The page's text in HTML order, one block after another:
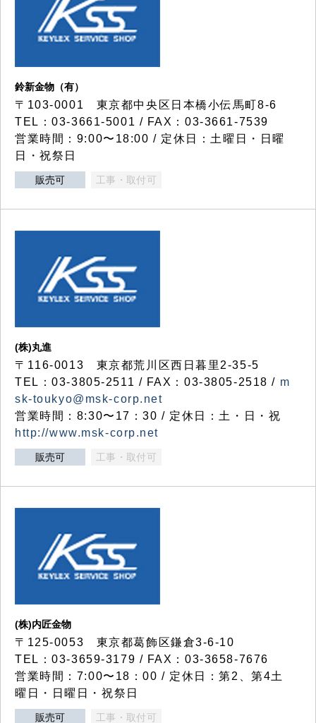
鈴新金物（有）
〒103-0001 東京都中央区日本橋小伝馬町8-6
TEL：03-3661-5001 / FAX：03-3661-7539
営業時間：9:00〜18:00 / 定休日：土曜日・日曜
日・祝祭日
販売可 工事・取付可
(株)丸進
〒116-0013 東京都荒川区西日暮里2-35-5
TEL：03-3805-2511 / FAX：03-3805-2518 / m
sk-toukyo@msk-corp.net
営業時間：8:30〜17：30 / 定休日：土・日・祝
http://www.msk-corp.net
販売可 工事・取付可
(株)内匠金物
〒125-0053 東京都葛飾区鎌倉3-6-10
TEL：03-3659-3179 / FAX：03-3658-7676
営業時間：7:00〜18：00 / 定休日：第2、第4土
曜日・日曜日・祝祭日
販売可 工事・取付可